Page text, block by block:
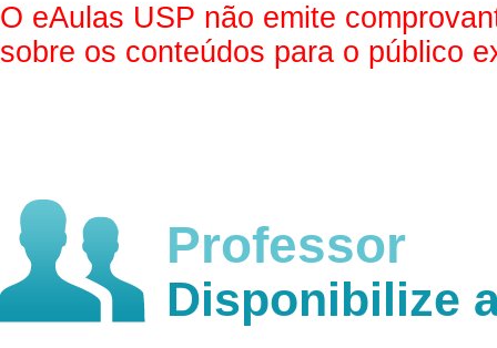
O eAulas USP não emite
sobre os conteúdos para o público
Professor
Disponibilize